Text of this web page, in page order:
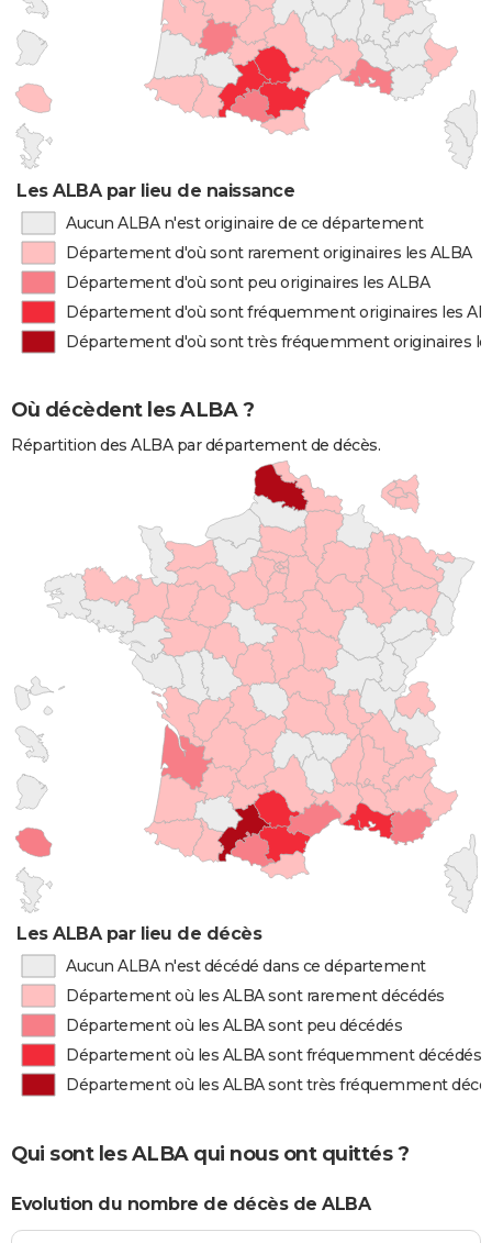
Les ALBA par lieu de naissance
Aucun ALBA n'est originaire de ce département
Département d'où sont rarement originaires les ALBA
Département d'où sont peu originaires les ALBA
Département d'où sont fréquemment originaires les
Département d'où sont très fréquemment originaires
Où décèdent les ALBA ?
Répartition des ALBA par département de décès.
Les ALBA par lieu de décès
Aucun ALBA n'est décédé dans ce département
Département où les ALBA sont rarement décédés
Département où les ALBA sont peu décédés
Département où les ALBA sont fréquemment décédés
Département où les ALBA sont très fréquemment
Qui sont les ALBA qui nous ont quittés ?
Evolution du nombre de décès de ALBA